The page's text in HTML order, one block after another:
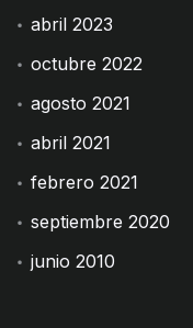
abril 2023
octubre 2022
agosto 2021
abril 2021
febrero 2021
septiembre 2020
junio 2010